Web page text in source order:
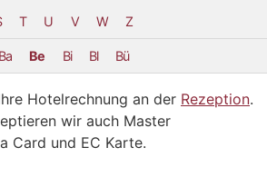
T U V W Z
Ba Be Bi Bl Bü
Hotelrechnung an der Rezeption.
wir auch Master
Card und EC Karte.